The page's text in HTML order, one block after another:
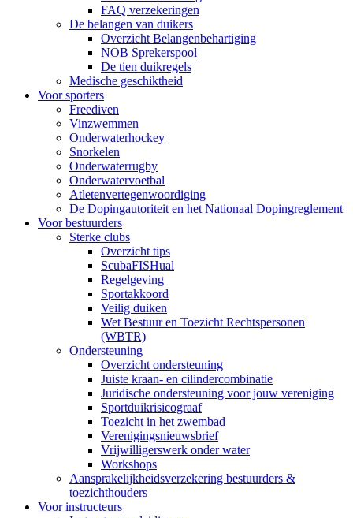
FAQ verzekeringen
De belangen van duikers
Overzicht Belangenbehartiging
NOB Sprekerspool
De tien duikregels
Medische geschiktheid
Voor sporters
Freediven
Vinzwemmen
Onderwaterhockey
Snorkelen
Onderwaterrugby
Onderwatervoetbal
Atletenvertegenwoordiging
De Dopingautoriteit en het Nationaal Dopingreglement
Voor bestuurders
Sterke clubs
Overzicht tips
ScubaFISHual
Regelgeving
Sportakkoord
Veilig duiken
Wet Bestuur en Toezicht Rechtspersonen
(WBTR)
Ondersteuning
Overzicht ondersteuning
Juiste kraan- en cilindercombinatie
Juridische ondersteuning voor jouw vereniging
Sportduikrisicograaf
Toezicht in het zwembad
Verenigingsnieuwsbrief
Vrijwilligerswerk onder water
Workshops
Aansprakelijkheidsverzekering bestuurders &
toezichthouders
Voor instructeurs